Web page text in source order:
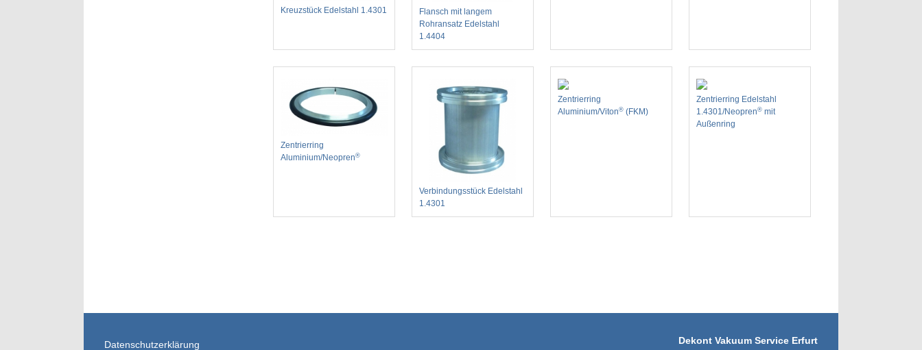
Kreuzstück Edelstahl 1.4301
Flansch mit langem
Rohransatz Edelstahl
1.4404
Zentrierring
Aluminium/Neopren®
Verbindungsstück Edelstahl
1.4301
Zentrierring
Aluminium/Viton® (FKM)
Zentrierring Edelstahl
1.4301/Neopren® mit
Außenring
Datenschutzerklärung
Dekont Vakuum Service Erfurt